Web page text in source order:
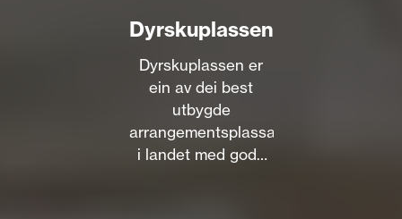
Dyrskuplassen
Dyrskuplassen er
ein av dei best
utbygde
arrangementsplassane
i landet med gode